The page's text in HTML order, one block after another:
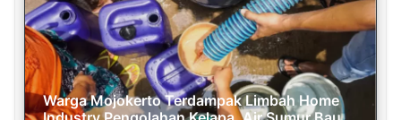
Warga Mojokerto Terdampak Limbah Home